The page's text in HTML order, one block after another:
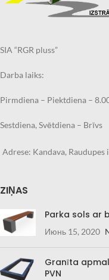
SIA “RGR pluss”
Darba laiks:
Pirmdiena – Piektdiena –
Sestdiena, Svētdiena – Brīvs
Adrese: Kandava, Raudupes
ZIŅAS
Parka sols ar
Июнь 15, 2020
Granīta
PVN